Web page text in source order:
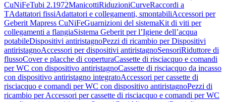
CuNiFeTubi 2.1972ManicottiRiduzioniCurveRaccordi a
TAdattatori fissiAdattatori e collegamenti, smontabiliAccessori per
Geberit Mapress CuNiFeGuarnizioni del sistemaKit di viti per
collegamenti a flangiaSistema Geberit per l’Igiene dell’acqua
potabileDispositivi antiristagnoPezzi di ricambio per Dispositivi
antiristagnoAccessori per dispositivi antiristagnoSensoriRiduttore di
flussoCover e placche di coperturaCassette di risciacquo e comandi
per WC con dispositivo antiristagnoCassette di risciacquo da incasso
con dispositivo antiristagno integratoAccessori per cassette di
risciacquo e comandi per WC con dispositivo antiristagnoPezzi di
ricambio per Accessori per cassette di risciacquo e comandi per WC